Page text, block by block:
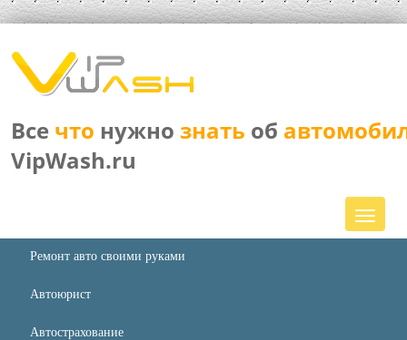
Все что нужно знать об
VipWash.ru
Ремонт авто своими руками
Автоюрист
Автострахование